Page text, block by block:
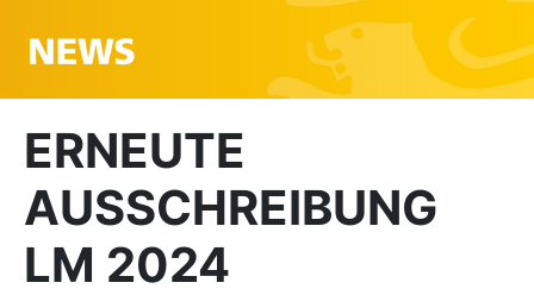
ERNEUTE
AUSSCHREIBUNG
LM 2024